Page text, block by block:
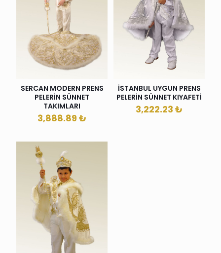
SERCAN MODERN PRENS
PELERİN SÜNNET
TAKIMLARI
3,888.89 ₺
İSTANBUL UYGUN PRENS
PELERİN SÜNNET KIYAFETİ
3,222.23 ₺